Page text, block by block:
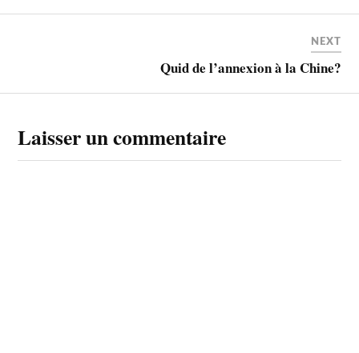
NEXT
Quid de l’annexion à la Chine?
Laisser un commentaire